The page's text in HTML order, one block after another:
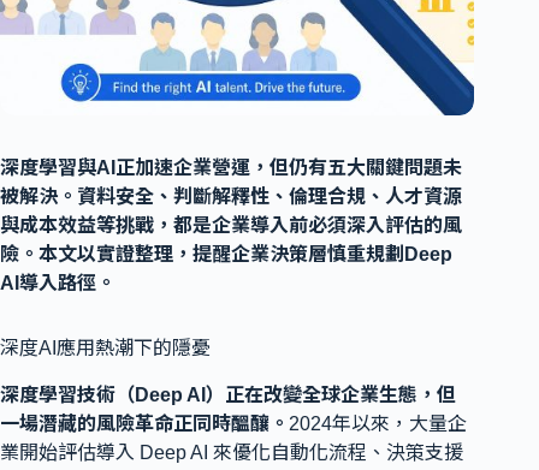
深度學習與AI正加速企業營運，但仍有五大關鍵問題未
被解決。資料安全、判斷解釋性、倫理合規、人才資源
與成本效益等挑戰，都是企業導入前必須深入評估的風
險。本文以實證整理，提醒企業決策層慎重規劃Deep
AI導入路徑。
深度AI應用熱潮下的隱憂
深度學習技術（Deep AI）正在改變全球企業生態，但
一場潛藏的風險革命正同時醞釀。 2024年以來，大量企
業開始評估導入 Deep AI 來優化自動化流程、決策支援